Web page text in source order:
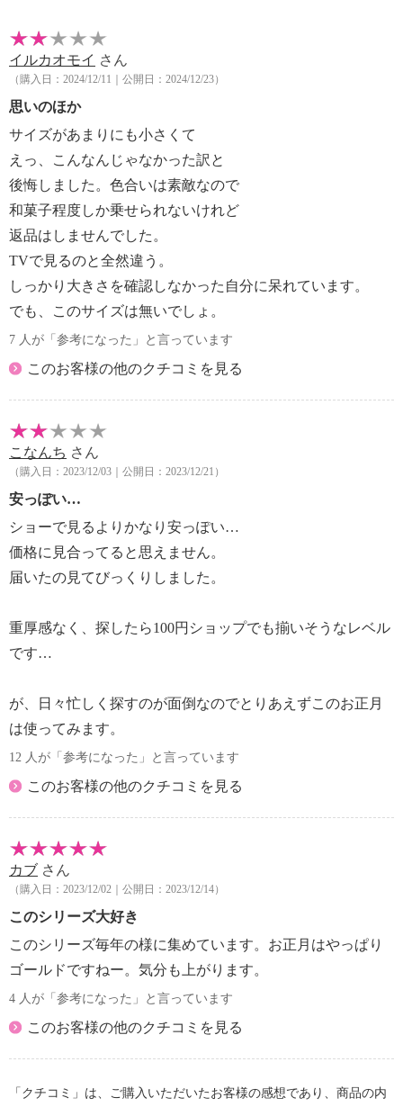
・日本製
イルカオモイ さん
（購入日：2024/12/11｜公開日：2024/12/23）
思いのほか
サイズがあまりにも小さくて
えっ、こんなんじゃなかった訳と
後悔しました。色合いは素敵なので
和菓子程度しか乗せられないけれど
返品はしませんでした。
TVで見るのと全然違う。
しっかり大きさを確認しなかった自分に呆れています。
でも、このサイズは無いでしょ。
7 人が「参考になった」と言っています
このお客様の他のクチコミを見る
こなんち さん
（購入日：2023/12/03｜公開日：2023/12/21）
安っぽい…
ショーで見るよりかなり安っぽい…
価格に見合ってると思えません。
届いたの見てびっくりしました。
重厚感なく、探したら100円ショップでも揃いそうなレベル
です…
が、日々忙しく探すのが面倒なのでとりあえずこのお正月
は使ってみます。
12 人が「参考になった」と言っています
このお客様の他のクチコミを見る
カブ さん
（購入日：2023/12/02｜公開日：2023/12/14）
このシリーズ大好き
このシリーズ毎年の様に集めています。お正月はやっぱり
ゴールドですねー。気分も上がります。
4 人が「参考になった」と言っています
このお客様の他のクチコミを見る
「クチコミ」は、ご購入いただいたお客様の感想であり、商品の内